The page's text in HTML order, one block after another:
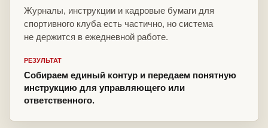
Журналы, инструкции и кадровые бумаги для
спортивного клуба есть частично, но система
не держится в ежедневной работе.
РЕЗУЛЬТАТ
Собираем единый контур и передаем понятную
инструкцию для управляющего или
ответственного.